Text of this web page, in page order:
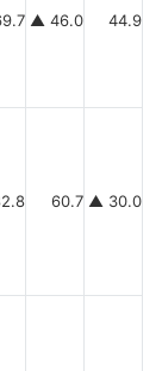
▲ 46.0 44.9
60.7 ▲ 30.0